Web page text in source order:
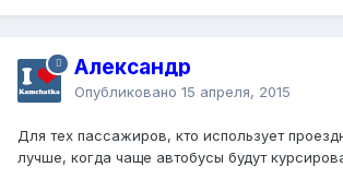
Александр
Опубликовано 15 апреля, 2015
Для тех пассажиров, кто использует
лучше, когда чаще автобусы будут